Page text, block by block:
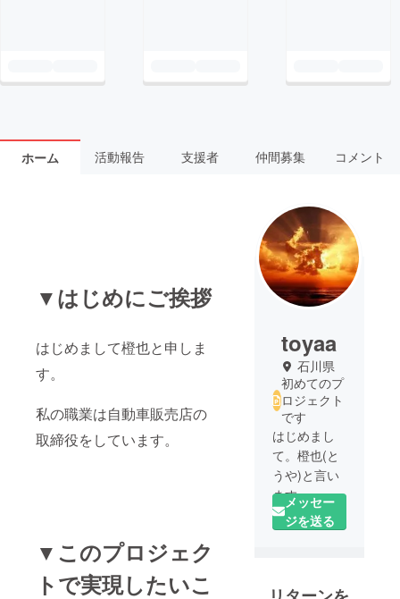
ホーム 活動報告 支援者 仲間募集 コメント
▼はじめにご挨拶
はじめまして橙也と申しま
す。
私の職業は自動車販売店の
取締役をしています。
▼このプロジェク
トで実現したいこ
toyaa
石川県
初めてのプ
ロジェクト
です
はじめまし
て。橙也(と
うや)と言い
ます。
魅力を感じ
て頂けるよ
提案して頂
メッセー
ジを送る